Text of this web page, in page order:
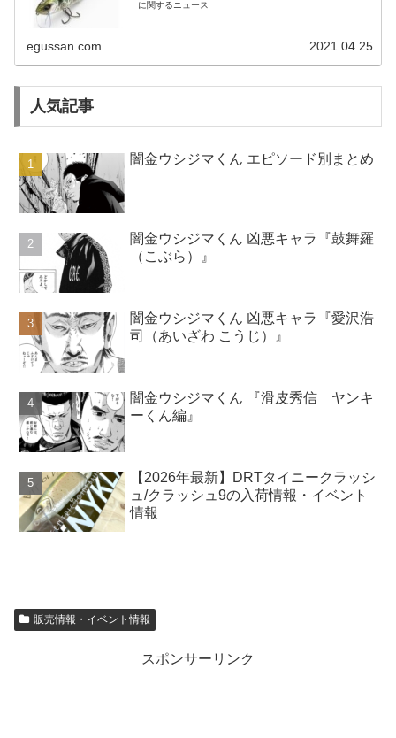
に関するニュース
egussan.com 2021.04.25
人気記事
闇金ウシジマくん エピソード別まとめ
闇金ウシジマくん 凶悪キャラ『鼓舞羅
（こぶら）』
闇金ウシジマくん 凶悪キャラ『愛沢浩
司（あいざわ こうじ）』
闇金ウシジマくん 『滑皮秀信 ヤンキ
ーくん編』
【2026年最新】DRTタイニークラッシ
ュ/クラッシュ9の入荷情報・イベント
情報
販売情報・イベント情報
スポンサーリンク